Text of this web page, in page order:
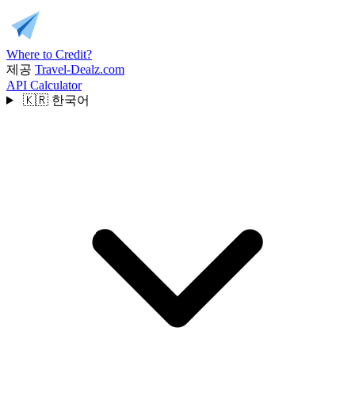
Where to Credit?
제공 Travel-Dealz.com
API Calculator
🇰🇷 한국어